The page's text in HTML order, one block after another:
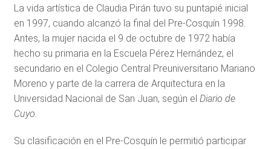
La vida artística de Claudia Pirán tuvo su puntapié inicial
en 1997, cuando alcanzó la final del Pre-Cosquín 1998.
Antes, la mujer nacida el 9 de octubre de 1972 había
hecho su primaria en la Escuela Pérez Hernández, el
secundario en el Colegio Central Preuniversitario Mariano
Moreno y parte de la carrera de Arquitectura en la
Universidad Nacional de San Juan, según el Diario de
Cuyo.
Su clasificación en el Pre-Cosquín le permitió participar